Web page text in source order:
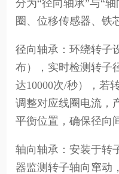
分为“径向轴承”与“
圈、位移传感器、铁
径向轴承：环绕转子
布），实时检测转子
达10000次/秒），若
调整对应线圈电流，
平衡位置，确保径向
轴向轴承：安装于转
器监测转子轴向窜动